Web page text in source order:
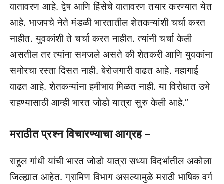
वातावरण आहे. द्वेष आणि हिंसेचे वातावरण तयार करण्यात येत
आहे. भाजपचे नेते मंडळी भारतातील शेतकऱ्यांशी चर्चा करत
नाहीत. युवकांशी ते चर्चा करत नाहीत. त्यांनी चर्चा केली
असतील तर त्यांना समजले असते की शेतकरी आणि युवकांना
समोरचा रस्ता दिसत नाही. बेरोजगारी वाढत आहे. महागाई
वाढत आहे. शेतकऱ्यांना हमीभाव मिळत नाही. या विरोधात उभे
राहण्यासाठी आम्ही भारत जोडो यात्रा सुरु केली आहे.”
मराठीत प्रश्न विचारण्याचा आग्रह –
राहुल गांधी यांची भारत जोडो यात्रा सध्या विदर्भातील अकोला
जिल्ह्यात आहेत. ग्रामिण विभाग असल्यामुळे मराठी भाषिक वर्ग